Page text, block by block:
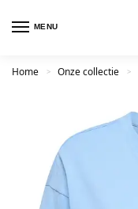
MENU
Home > Onze collectie >